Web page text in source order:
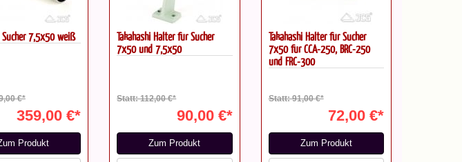
Sucher 7,5x50 weiß
€*
359,00 €*
Produkt
Takahashi Halter für Sucher
7x50 und 7,5x50
Statt: 112,00 €*
90,00 €*
Zum Produkt
Takahashi Halter für Sucher
7x50 für CCA-250, BRC-250
und FRC-300
Statt: 91,00 €*
72,00 €*
Zum Produkt